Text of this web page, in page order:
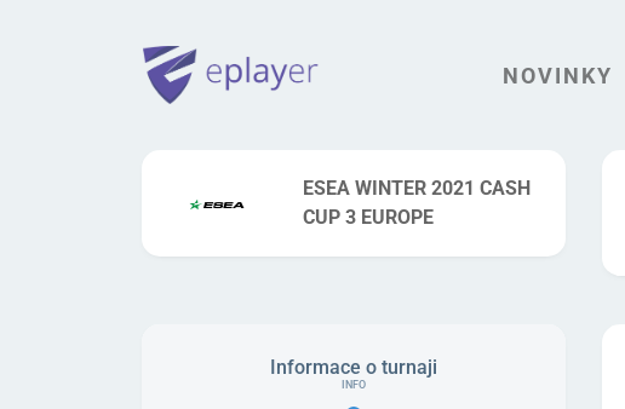
NOVINKY
ESEA WINTER 2021 CASH
CUP 3 EUROPE
Informace o turnaji